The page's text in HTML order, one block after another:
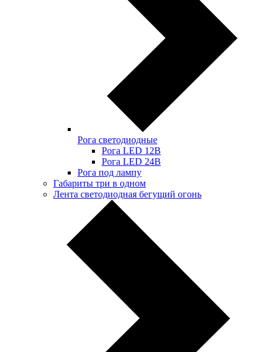
Рога светодиодные
Рога LED 12В
Рога LED 24В
Рога под лампу
Габариты три в одном
Лента светодиодная бегущий огонь